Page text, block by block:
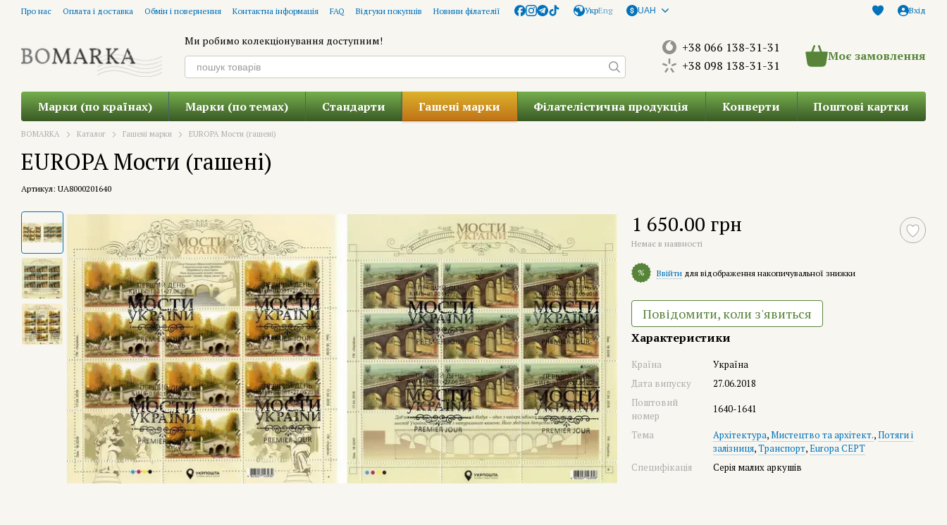
Перейти до основного контенту
Про нас Оплата і доставка Обмін і повернення Контактна інформація FAQ Відгуки покупців Новини філателії УкрEng UAH Вхід
Ми робимо колекціонування доступним!
+38 066 138-31-31
+38 098 138-31-31
Моє замовлення
Марки (по країнах) Марки (по темах) Стандарти Гашені марки Філателістична продукція Конверти Поштові картки
BOMARKA Каталог Гашені марки EUROPA Мости (гашені)
EUROPA Мости (гашені)
Артикул: UA8000201640
1 650.00 грн
Немає в наявності
% Ввійти для відображення накопичувальної знижки
Повідомити, коли з'явиться
Характеристики
Країна
Україна
Дата випуску
27.06.2018
Поштовий
номер
1640-1641
Тема Архітектура,Мистецтво та архітект.,Потяги і
залізниця,Транспорт,Europa CEPT
Специфікація
Серія малих аркушів